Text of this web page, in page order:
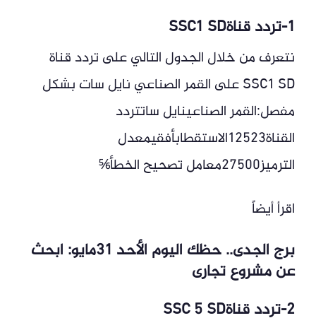
1-تردد قناةSSC1 SD
نتعرف من خلال الجدول التالي على تردد قناة
SSC1 SD على القمر الصناعي نايل سات بشكل
مفصل:القمر الصناعينايل ساتتردد
القناة12523الاستقطابأفقيمعدل
الترميز27500معامل تصحيح الخطأ⅚
اقرأ أيضاً
برج الجدى.. حظك اليوم الأحد 31مايو: ابحث
عن مشروع تجارى
2-تردد قناةSSC 5 SD